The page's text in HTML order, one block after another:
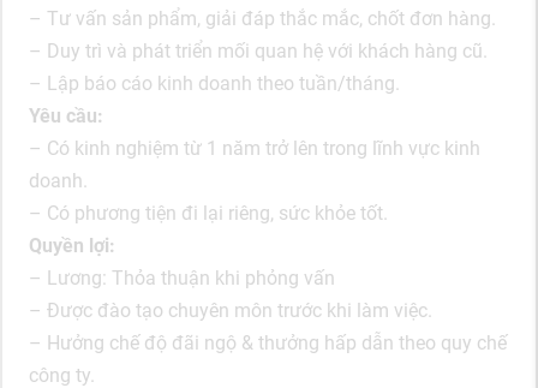
– Tư vấn sản phẩm, giải đáp thắc mắc, chốt đơn hàng.
– Duy trì và phát triển mối quan hệ với khách hàng cũ.
– Lập báo cáo kinh doanh theo tuần/tháng.
Yêu cầu:
– Có kinh nghiệm từ 1 năm trở lên trong lĩnh vực kinh
doanh.
– Có phương tiện đi lại riêng, sức khỏe tốt.
Quyền lợi:
– Lương: Thỏa thuận khi phỏng vấn
– Được đào tạo chuyên môn trước khi làm việc.
– Hưởng chế độ đãi ngộ & thưởng hấp dẫn theo quy chế
công ty.